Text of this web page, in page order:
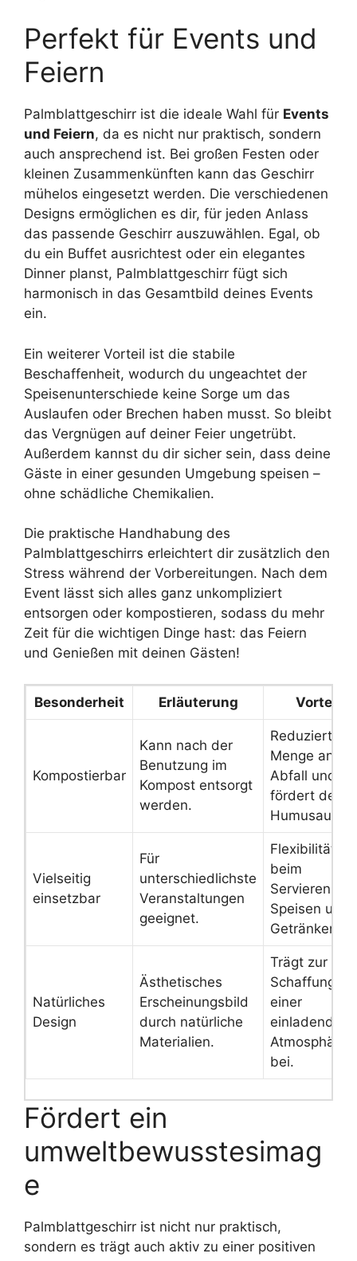
Perfekt für Events und
Feiern
Palmblattgeschirr ist die ideale Wahl für Events
und Feiern, da es nicht nur praktisch, sondern
auch ansprechend ist. Bei großen Festen oder
kleinen Zusammenkünften kann das Geschirr
mühelos eingesetzt werden. Die verschiedenen
Designs ermöglichen es dir, für jeden Anlass
das passende Geschirr auszuwählen. Egal, ob
du ein Buffet ausrichtest oder ein elegantes
Dinner planst, Palmblattgeschirr fügt sich
harmonisch in das Gesamtbild deines Events
ein.
Ein weiterer Vorteil ist die stabile
Beschaffenheit, wodurch du ungeachtet der
Speisenunterschiede keine Sorge um das
Auslaufen oder Brechen haben musst. So bleibt
das Vergnügen auf deiner Feier ungetrübt.
Außerdem kannst du dir sicher sein, dass deine
Gäste in einer gesunden Umgebung speisen –
ohne schädliche Chemikalien.
Die praktische Handhabung des
Palmblattgeschirrs erleichtert dir zusätzlich den
Stress während der Vorbereitungen. Nach dem
Event lässt sich alles ganz unkompliziert
entsorgen oder kompostieren, sodass du mehr
Zeit für die wichtigen Dinge hast: das Feiern
und Genießen mit deinen Gästen!
Besonderheit Erläuterung Vorteil
Kompostierbar
Kann nach der
Benutzung im
Kompost entsorgt
werden.
Reduziert die
Menge an
Abfall und
fördert den
Vielseitig
einsetzbar
Für
unterschiedlichste
Veranstaltungen
geeignet.
Flexibilität
beim
Servieren von
Speisen und
Getränken.
Natürliches
Design
Ästhetisches
Erscheinungsbild
durch natürliche
Materialien.
Trägt zur
Schaffung
einer
einladenden
Atmosphäre
bei.
Fördert ein
umweltbewusstesimag
e
Palmblattgeschirr ist nicht nur praktisch,
sondern es trägt auch aktiv zu einer positiven